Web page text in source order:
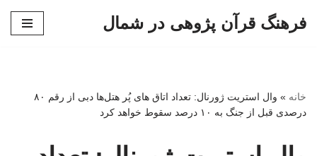
فرهنگ قرآن پژوهی در شمال
خانه »
وال استریت ژورنال: تعداد اتاق های پُر هتل‌ها دبی از رقم ۸۰
درصدی قبل از جنگ به ۱۰ درصد سقوط خواهد کرد